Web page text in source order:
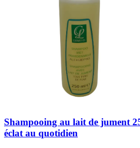
Shampooing au lait de jument
éclat au quotidien